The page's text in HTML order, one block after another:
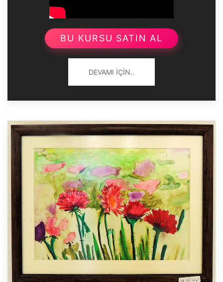
BU KURSU SATIN AL
DEVAMI İÇIN..